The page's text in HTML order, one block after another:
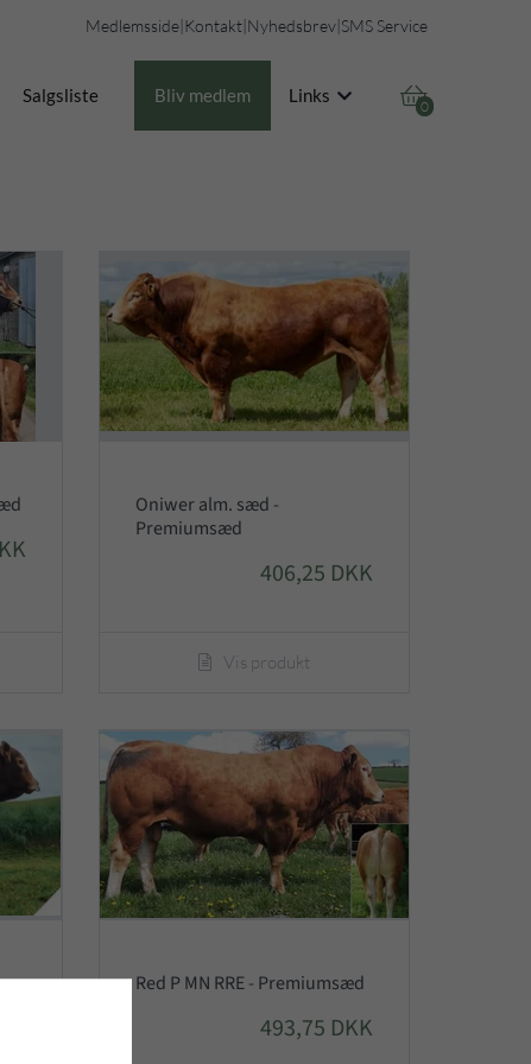
Medlemsside|Kontakt|Nyhedsbrev|SMS Service

0
Salgsliste Bliv medlem Links
Oniwer alm. sæd -
Premiumsæd
406,25 DKK
Vis produkt
Red P MN RRE - Premiumsæd
493,75 DKK